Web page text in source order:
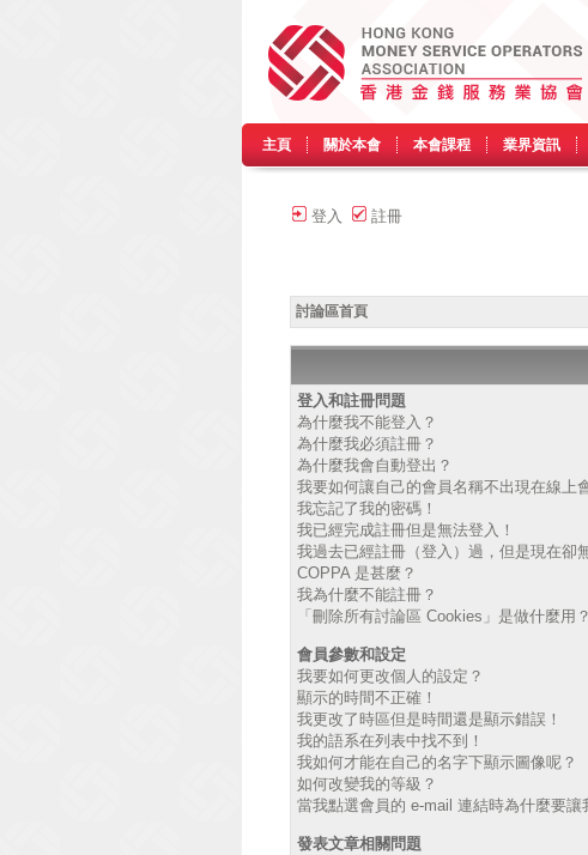
主頁 關於本會 本會課程 業界資訊
登入 註冊
討論區首頁
登入和註冊問題
為什麼我不能登入？
為什麼我必須註冊？
為什麼我會自動登出？
我要如何讓自己的會員名稱不出現在線上
我忘記了我的密碼！
我已經完成註冊但是無法登入！
我過去已經註冊（登入）過，但是現在卻
COPPA 是甚麼？
我為什麼不能註冊？
「刪除所有討論區 Cookies」是做什麼用？
會員參數和設定
我要如何更改個人的設定？
顯示的時間不正確！
我更改了時區但是時間還是顯示錯誤！
我的語系在列表中找不到！
我如何才能在自己的名字下顯示圖像呢？
如何改變我的等級？
當我點選會員的 e-mail 連結時為什麼要讓
發表文章相關問題